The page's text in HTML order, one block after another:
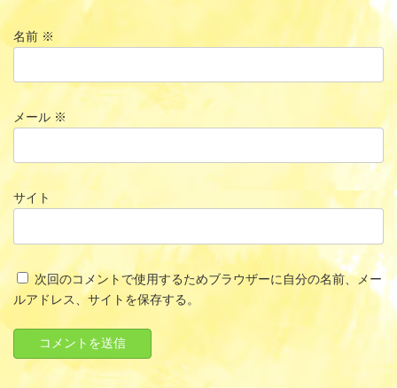
名前 ※
メール ※
サイト
次回のコメントで使用するためブラウザーに自分の名前、メー
ルアドレス、サイトを保存する。